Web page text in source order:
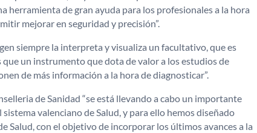
herramienta de gran ayuda para los profesionales a la hora
mejorar en seguridad y precisión”.
siempre la interpreta y visualiza un facultativo, que es
que un instrumento que dota de valor a los estudios de
de más información a la hora de diagnosticar”.
de Sanidad “se está llevando a cabo un importante
valenciano de Salud, y para ello hemos diseñado
Salud, con el objetivo de incorporar los últimos avances a la